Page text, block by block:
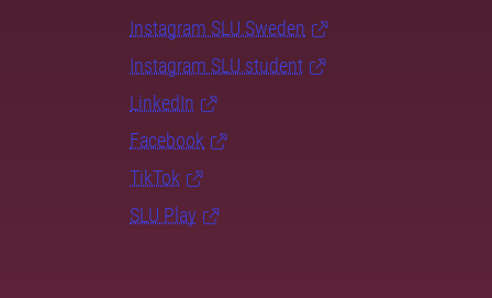
Instagram SLU.Sweden
Instagram SLU.student
LinkedIn
Facebook
TikTok
SLU Play